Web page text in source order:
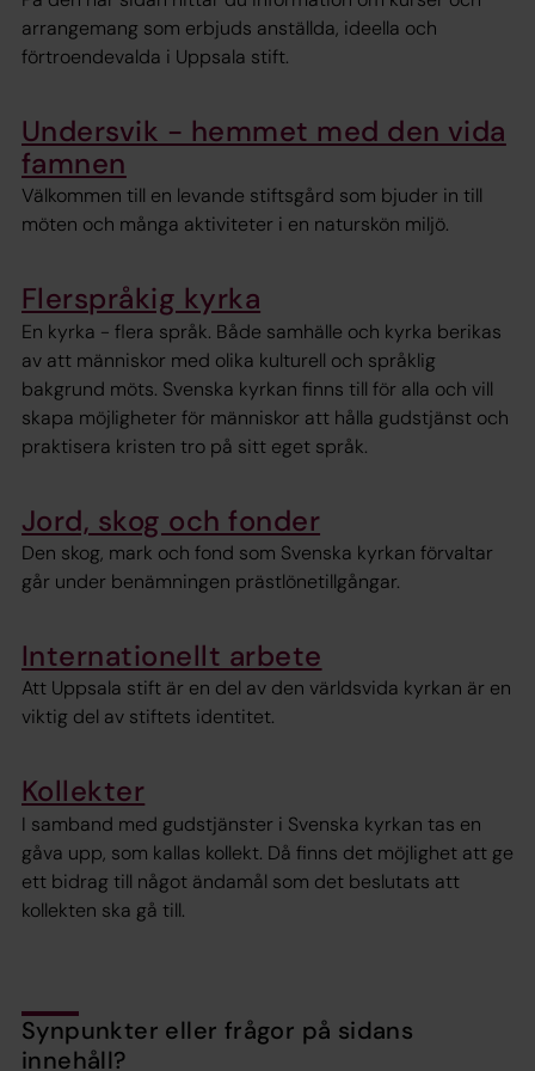
arrangemang som erbjuds anställda, ideella och
förtroendevalda i Uppsala stift.
Undersvik - hemmet med den vida
famnen
Välkommen till en levande stiftsgård som bjuder in till
möten och många aktiviteter i en naturskön miljö.
Flerspråkig kyrka
En kyrka - flera språk. Både samhälle och kyrka berikas
av att människor med olika kulturell och språklig
bakgrund möts. Svenska kyrkan finns till för alla och vill
skapa möjligheter för människor att hålla gudstjänst och
praktisera kristen tro på sitt eget språk.
Jord, skog och fonder
Den skog, mark och fond som Svenska kyrkan förvaltar
går under benämningen prästlönetillgångar.
Internationellt arbete
Att Uppsala stift är en del av den världsvida kyrkan är en
viktig del av stiftets identitet.
Kollekter
I samband med gudstjänster i Svenska kyrkan tas en
gåva upp, som kallas kollekt. Då finns det möjlighet att ge
ett bidrag till något ändamål som det beslutats att
kollekten ska gå till.
Synpunkter eller frågor på sidans
innehåll?